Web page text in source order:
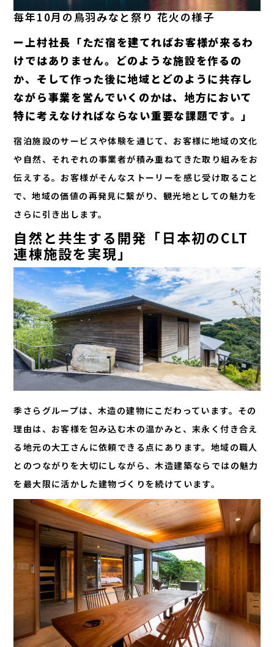
毎年10月の鳥羽みなと祭り 花火の様子
ー上村社長「ただ宿を建てればお客様が来るわ
けではありません。どのような施設を作るの
か、そして作った後に地域とどのように共存し
ながら事業を営んでいくのかは、地方において
特に考えなければならない重要な課題です。」
宿泊施設のサービスや体験を通じて、お客様に地域の文化
や自然、それぞれの事業者が積み重ねてきた取り組みをお
伝えする。お客様がそんなストーリーを感じ受け取ること
で、地域の価値の再発見に繋がり、観光地としての魅力を
さらに引き出します。
自然と共生する開発「日本初のCLT
連棟施設を実現」
季さらグループは、木造の建物にこだわっています。その
理由は、お客様を包み込む木の温かみと、末永く付き合え
る地元の大工さんに依頼できる点にあります。地域の職人
とのつながりを大切にしながら、木造建築ならではの魅力
を最大限に活かした建物づくりを続けています。